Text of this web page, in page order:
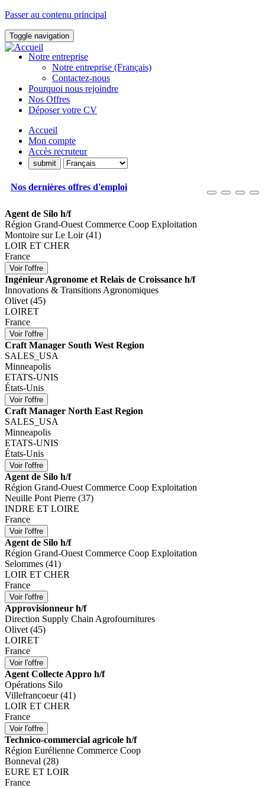
Passer au contenu principal
Toggle navigation
Notre entreprise
Notre entreprise (Français)
Contactez-nous
Pourquoi nous rejoindre
Nos Offres
Déposer votre CV
Accueil
Mon compte
Accès recruteur
Nos dernières offres d'emploi
Agent de Silo h/f
Région Grand-Ouest Commerce Coop Exploitation
Montoire sur Le Loir (41)
LOIR ET CHER
France
Ingénieur Agronome et Relais de Croissance h/f
Innovations & Transitions Agronomiques
Olivet (45)
LOIRET
France
Craft Manager South West Region
SALES_USA
Minneapolis
ETATS-UNIS
États-Unis
Craft Manager North East Region
SALES_USA
Minneapolis
ETATS-UNIS
États-Unis
Agent de Silo h/f
Région Grand-Ouest Commerce Coop Exploitation
Neuille Pont Pierre (37)
INDRE ET LOIRE
France
Agent de Silo h/f
Région Grand-Ouest Commerce Coop Exploitation
Selommes (41)
LOIR ET CHER
France
Approvisionneur h/f
Direction Supply Chain Agrofournitures
Olivet (45)
LOIRET
France
Agent Collecte Appro h/f
Opérations Silo
Villefrancoeur (41)
LOIR ET CHER
France
Technico-commercial agricole h/f
Région Eurélienne Commerce Coop
Bonneval (28)
EURE ET LOIR
France